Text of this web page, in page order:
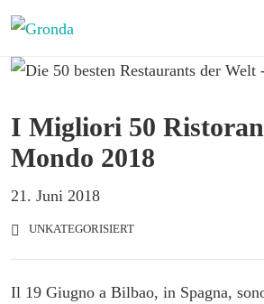
I Migliori 50
Mondo 2018
21. Juni 2018
UNKATEGORISIERT
Il 19 Giugno a Bilbao, in Spagna,